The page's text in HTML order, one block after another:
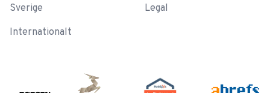
Sverige
Internationalt
Legal